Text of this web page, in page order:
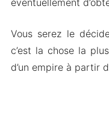
Vous serez le
c’est la chose la
d’un empire à partir